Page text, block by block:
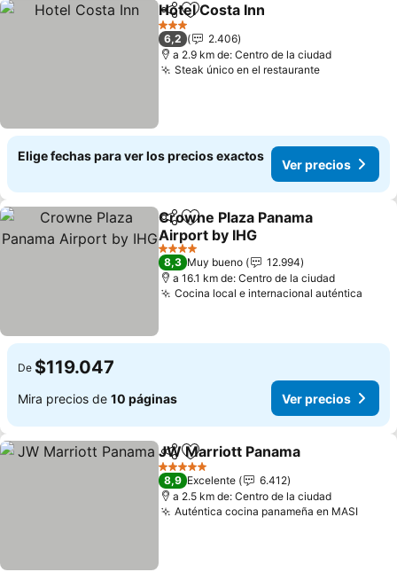
CompartirAgregar a favoritos
Hotel Costa Inn
3 Estrellas
6,2
2.406
a 2.9 km de: Centro de la ciudad
Steak único en el restauranteVer precios
Elige fechas para ver los precios exactos
Ver precios
CompartirAgregar a favoritos
Crowne Plaza Panama
Airport by IHG
Ver precios
4 Estrellas
8,3 Muy bueno
12.994
a 16.1 km de: Centro de la ciudad
Cocina local e internacional auténtica
De $119.047
Mira precios de 10 páginas Ver precios
CompartirAgregar a favoritos
JW Marriott Panama
5 Estrellas
8,9 Excelente
6.412
a 2.5 km de: Centro de la ciudad
Auténtica cocina panameña en MASIVer